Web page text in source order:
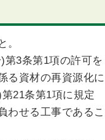
。
第3条第1項の許可を
る資材の再資源化に
21条第1項に規定
わせる工事であるこ